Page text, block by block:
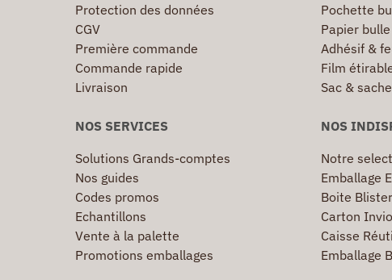
Protection des données
CGV
Première commande
Commande rapide
Livraison
Pochette
Papier
Adhésif &
Film
Sac &
NOS SERVICES
Solutions Grands-comptes
Nos guides
Codes promos
Echantillons
Vente à la palette
Promotions emballages
NOS
Notre
Emballage
Boite Blister
Carton
Caisse
Emballage